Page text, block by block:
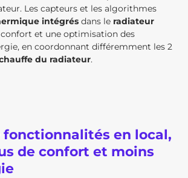
Les capteurs et les algorithmes
intégrés dans le radiateur
et une optimisation des
en coordonnant différemment les 2
du radiateur.
fonctionnalités en local,
de confort et moins